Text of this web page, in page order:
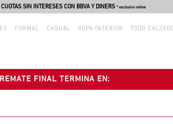
SIN INTERESES CON BBVA Y DINERS * exclusivo online
FORMAL CASUAL ROPA INTERIOR TODO
REMATE FINAL TERMINA EN: